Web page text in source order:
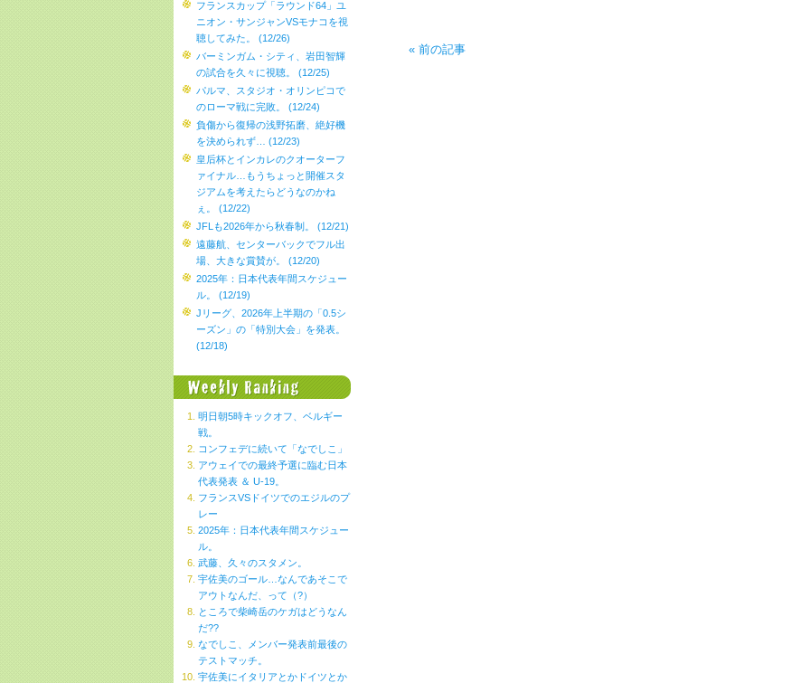
« 前の記事
フランスカップ「ラウンド64」ユ
ニオン・サンジャンVSモナコを視
聴してみた。 (12/26)
バーミンガム・シティ、岩田智輝
の試合を久々に視聴。 (12/25)
パルマ、スタジオ・オリンピコで
のローマ戦に完敗。 (12/24)
負傷から復帰の浅野拓磨、絶好機
を決められず… (12/23)
皇后杯とインカレのクオーターフ
ァイナル…もうちょっと開催スタ
ジアムを考えたらどうなのかね
ぇ。 (12/22)
JFLも2026年から秋春制。 (12/21)
遠藤航、センターバックでフル出
場、大きな賞賛が。 (12/20)
2025年：日本代表年間スケジュー
ル。 (12/19)
Jリーグ、2026年上半期の「0.5シ
ーズン」の「特別大会」を発表。
(12/18)
明日朝5時キックオフ、ベルギー
戦。
コンフェデに続いて「なでしこ」
アウェイでの最終予選に臨む日本
代表発表 ＆ U-19。
フランスVSドイツでのエジルのプ
レー
2025年：日本代表年間スケジュー
ル。
武藤、久々のスタメン。
宇佐美のゴール…なんであそこで
アウトなんだ、って（?）
ところで柴崎岳のケガはどうなん
だ??
なでしこ、メンバー発表前最後の
テストマッチ。
宇佐美にイタリアとかドイツとか